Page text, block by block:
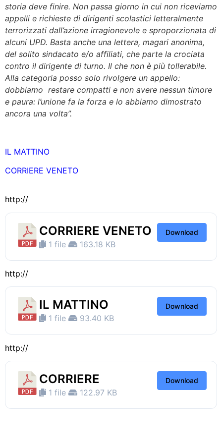
storia deve finire. Non passa giorno in cui non riceviamo
appelli e richieste di dirigenti scolastici letteralmente
terrorizzati dall’azione irragionevole e sproporzionata di
alcuni UPD. Basta anche una lettera, magari anonima,
del solito sindacato e/o affiliati, che parte la crociata
contro il dirigente di turno. Il che non è più tollerabile.
Alla categoria posso solo rivolgere un appello:
dobbiamo restare compatti e non avere nessun timore
e paura: l’unione fa la forza e lo abbiamo dimostrato
ancora una volta”.
IL MATTINO
CORRIERE VENETO
http://
CORRIERE VENETO
1 file 163.18 KB
Download
http://
IL MATTINO
1 file 93.40 KB
Download
http://
CORRIERE
1 file 122.97 KB
Download